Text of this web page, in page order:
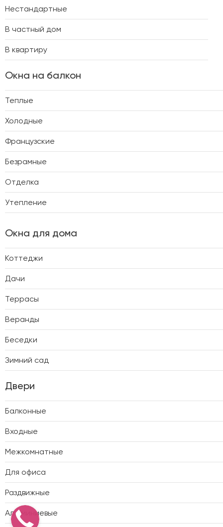
Нестандартные
В частный дом
В квартиру
Окна на балкон
Теплые
Холодные
Французские
Безрамные
Отделка
Утепление
Окна для дома
Коттеджи
Дачи
Террасы
Веранды
Беседки
Зимний сад
Двери
Балконные
Входные
Межкомнатные
Для офиса
Раздвижные
Алюминиевые